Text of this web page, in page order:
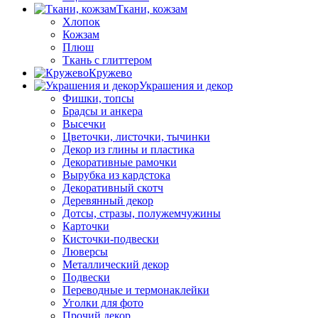
Ткани, кожзам
Хлопок
Кожзам
Плюш
Ткань с глиттером
Кружево
Украшения и декор
Фишки, топсы
Брадсы и анкера
Высечки
Цветочки, листочки, тычинки
Декор из глины и пластика
Декоративные рамочки
Вырубка из кардстока
Декоративный скотч
Деревянный декор
Дотсы, стразы, полужемчужины
Карточки
Кисточки-подвески
Люверсы
Металлический декор
Подвески
Переводные и термонаклейки
Уголки для фото
Прочий декор